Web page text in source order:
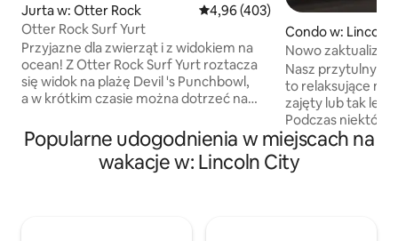
Jurta w: Otter Rock Średnia ocena: 4,96 na 5, liczba
4,96 (403)
Otter Rock Surf Yurt
Przyjazne dla zwierząt i z widokiem na
ocean! Z Otter Rock Surf Yurt roztacza
się widok na plażę Devil 's Punchbowl,
a w krótkim czasie można dotrzeć na
Chowder & Seafood, winnicy Flying
Dutchman, sklepu surfingowego Pura
Vida oraz kawiarni Cliffside Coffee &
Condo w: Lincoln
Nowo
Nasz przytulny
to relaksujące
zajęty lub tak
Podczas
siedzimy,
widoki. Innym
długie spacery,
Popularne udogodnienia w miejscach na
wakacje w: Lincoln City